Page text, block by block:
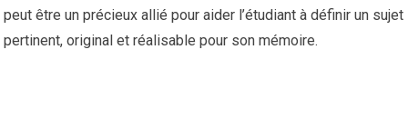
peut être un précieux allié pour aider l’étudiant à définir un sujet
pertinent, original et réalisable pour son mémoire.